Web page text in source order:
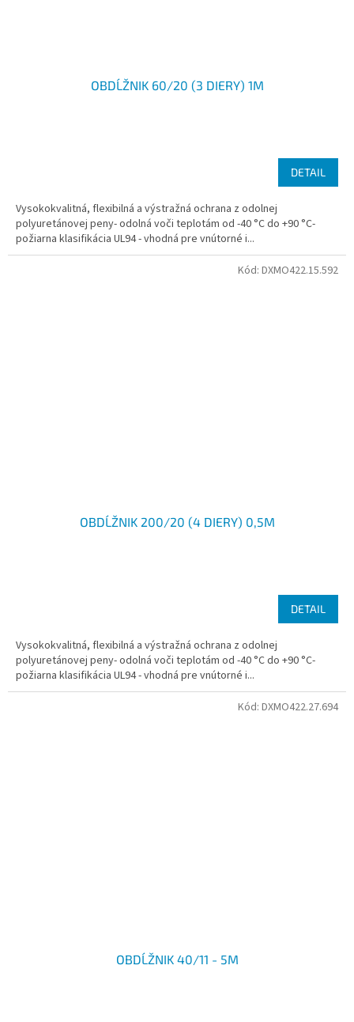
OBDĹŽNIK 60/20 (3 DIERY) 1M
DETAIL
Vysokokvalitná, flexibilná a výstražná ochrana z odolnej
polyuretánovej peny- odolná voči teplotám od -40 °C do +90 °C-
požiarna klasifikácia UL94 - vhodná pre vnútorné i...
OBDĹŽNIK 200/20 (4 DIERY) 0,5M
DETAIL
Vysokokvalitná, flexibilná a výstražná ochrana z odolnej
polyuretánovej peny- odolná voči teplotám od -40 °C do +90 °C-
požiarna klasifikácia UL94 - vhodná pre vnútorné i...
Kód: DXMO422.15.592
OBDĹŽNIK 40/11 - 5M
Kód: DXMO422.27.694